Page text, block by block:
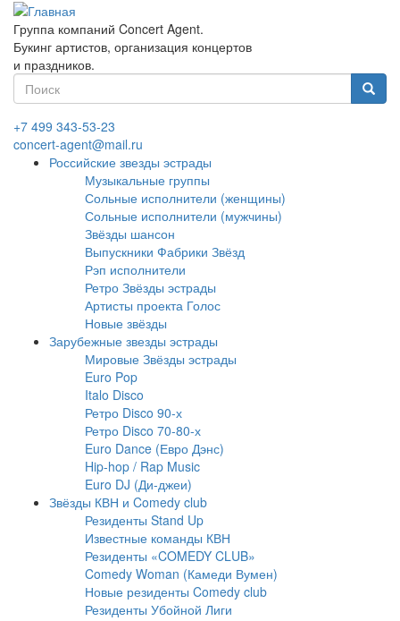
Перейти
основному
содержанию
Группа компаний Concert Agent.
Букинг артистов, организация концертов
и праздников.
Форма
поиска
+7 499 343-53-23
concert-agent@mail.ru
Российские звезды эстрады
Музыкальные группы
Сольные исполнители (женщины)
Сольные исполнители (мужчины)
Звёзды шансон
Выпускники Фабрики Звёзд
Рэп исполнители
Ретро Звёзды эстрады
Артисты проекта Голос
Новые звёзды
Зарубежные звезды эстрады
Мировые Звёзды эстрады
Euro Pop
Italo Disco
Ретро Disco 90-х
Ретро Disco 70-80-х
Euro Dance (Евро Дэнс)
Hip-hop / Rap Music
Euro DJ (Ди-джеи)
Звёзды КВН и Comedy club
Резиденты Stand Up
Известные команды КВН
Резиденты «COMEDY CLUB»
Comedy Woman (Камеди Вумен)
Новые резиденты Comedy club
Резиденты Убойной Лиги